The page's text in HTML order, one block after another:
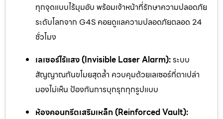
ทุกจุดแบบไร้มุมอับ พร้อมเจ้าหน้าที่รักษาความปลอดภัย
ระดับโลกจาก G4S คอยดูแลความปลอดภัยตลอด 24
ชั่วโมง
เลเซอร์ไร้แสง (Invisible Laser Alarm):ระบบ
สัญญาณกันขโมยสุดล้ำ ควบคุมด้วยเลเซอร์ที่ตาเปล่า
มองไม่เห็น ป้องกันการบุกรุกทุกรูปแบบ
ห้องคอนกรีตเสริมเหล็ก (Reinforced Vault):